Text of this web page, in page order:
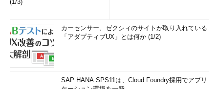
(1/3)
カーセンサー、ゼクシィのサイトが取り入れている
「アダプティブUX」とは何か (1/2)
SAP HANA SPS11は、Cloud Foundry採用でアプリ